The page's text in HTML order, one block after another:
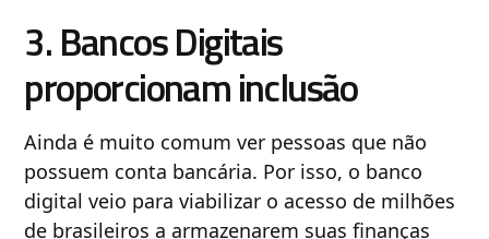
3. Bancos Digitais
proporcionam inclusão
Ainda é muito comum ver pessoas que não
possuem conta bancária. Por isso, o banco
digital veio para viabilizar o acesso de milhões
de brasileiros a armazenarem suas finanças